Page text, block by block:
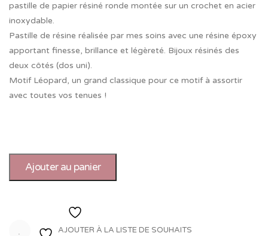
pastille de papier résiné ronde montée sur un crochet en acier
inoxydable.
Pastille de résine réalisée par mes soins avec une résine époxy
apportant finesse, brillance et légèreté. Bijoux résinés des
deux côtés (dos uni).
Motif Léopard, un grand classique pour ce motif à assortir
avec toutes vos tenues !
Ajouter au panier
AJOUTER À LA LISTE DE SOUHAITS